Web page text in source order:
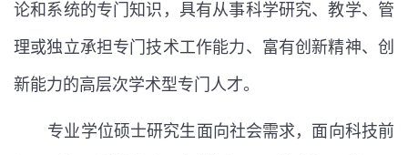
论和系统的专门知识，具有从事科学研究、教学、管
理或独立承担专门技术工作能力、富有创新精神、创
新能力的高层次学术型专门人才。
专业学位硕士研究生面向社会需求，面向科技前